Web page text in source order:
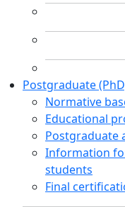
Postgraduate
Normative
Educational
Postgraduate
Information
students
Final